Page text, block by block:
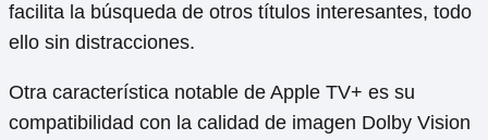
facilita la búsqueda de otros títulos interesantes, todo
ello sin distracciones.
Otra característica notable de Apple TV+ es su
compatibilidad con la calidad de imagen Dolby Vision